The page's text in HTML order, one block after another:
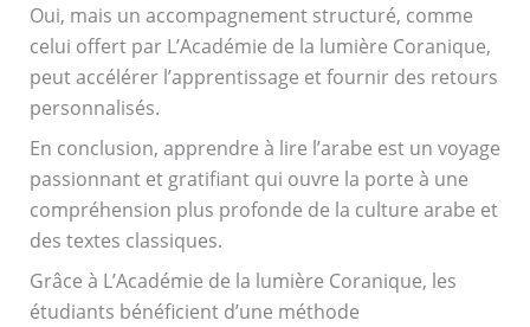
Oui, mais un accompagnement structuré, comme
celui offert par L’Académie de la lumière Coranique,
peut accélérer l’apprentissage et fournir des retours
personnalisés.
En conclusion, apprendre à lire l’arabe est un voyage
passionnant et gratifiant qui ouvre la porte à une
compréhension plus profonde de la culture arabe et
des textes classiques.
Grâce à L’Académie de la lumière Coranique, les
étudiants bénéficient d’une méthode